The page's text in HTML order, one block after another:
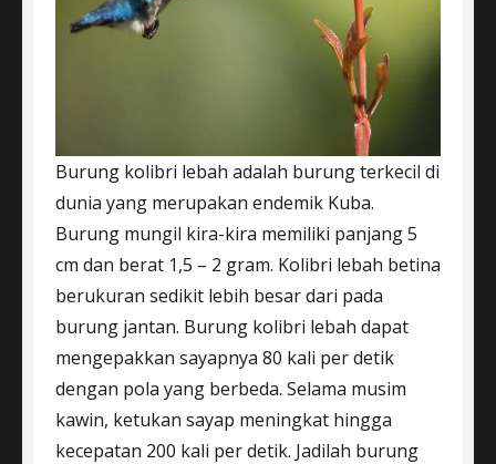
Burung kolibri lebah adalah burung terkecil di
dunia yang merupakan endemik Kuba.
Burung mungil kira-kira memiliki panjang 5
cm dan berat 1,5 – 2 gram. Kolibri lebah betina
berukuran sedikit lebih besar dari pada
burung jantan. Burung kolibri lebah dapat
mengepakkan sayapnya 80 kali per detik
dengan pola yang berbeda. Selama musim
kawin, ketukan sayap meningkat hingga
kecepatan 200 kali per detik. Jadilah burung